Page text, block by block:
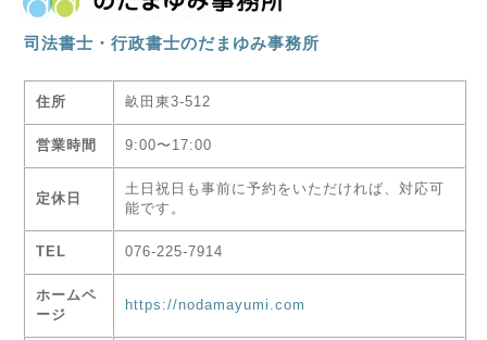
司法書士・行政書士のだまゆみ事務所
住所 畝田東3-512
営業時間 9:00〜17:00
定休日
土日祝日も事前に予約をいただければ、 対応可
能です。
TEL 076-225-7914
ホームペ
ージ
https://nodamayumi.com